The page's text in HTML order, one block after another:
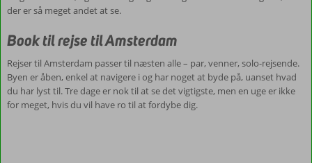
der er så meget andet at se.
Book til rejse til Amsterdam
Rejser til Amsterdam passer til næsten alle – par, venner, solo-rejsende.
Byen er åben, enkel at navigere i og har noget at byde på, uanset hvad
du har lyst til. Tre dage er nok til at se det vigtigste, men en uge er ikke
for meget, hvis du vil have ro til at fordybe dig.